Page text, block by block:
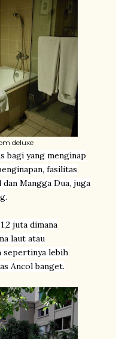
deluxe
bagi yang menginap
fasilitas
Mangga Dua, juga
juta dimana
laut atau
sepertinya lebih
Ancol banget.